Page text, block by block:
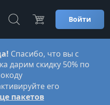
Войти
Спасибо, что вы с
дарим скидку 50% по
его
пакетов